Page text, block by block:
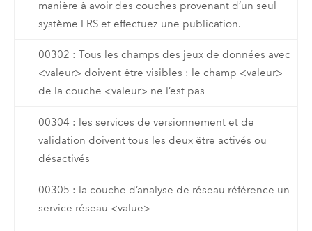
manière à avoir des couches provenant d’un seul
système LRS et effectuez une publication.
00302 : Tous les champs des jeux de données avec
<valeur> doivent être visibles : le champ <valeur>
de la couche <valeur> ne l’est pas
00304 : les services de versionnement et de
validation doivent tous les deux être activés ou
désactivés
00305 : la couche d’analyse de réseau référence un
service réseau <value>